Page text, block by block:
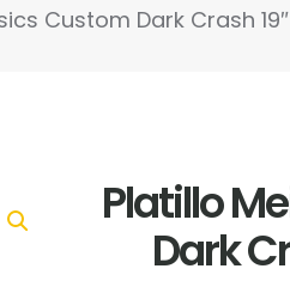
Custom Dark Crash 19″
Platillo
Dark